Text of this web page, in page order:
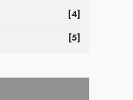
[4]
[5]